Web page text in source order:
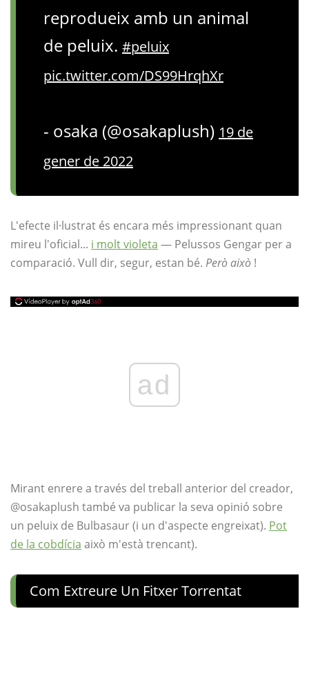
reprodueix amb un animal
de peluix. #peluix
pic.twitter.com/DS99HrqhXr
- osaka (@osakaplush) 19 de
gener de 2022
L'efecte il·lustrat és encara més impressionant quan
mireu l'oficial... i molt violeta — Pelussos Gengar per a
comparació. Vull dir, segur, estan bé. Però això !
ad
Mirant enrere a través del treball anterior del creador,
@osakaplush també va publicar la seva opinió sobre
un peluix de Bulbasaur (i un d'aspecte engreixat). Pot
de la cobdícia això m'està trencant).
Com Extreure Un Fitxer Torrentat